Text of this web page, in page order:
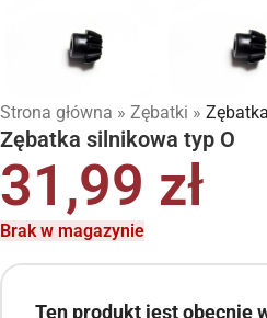
Strona główna » Zębatki »
Zębatka silnikowa typ O
31,99 zł
Brak w magazynie
Ten produkt jest obecnie